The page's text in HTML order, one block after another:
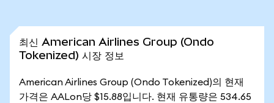
최신 American Airlines Group (Ondo
Tokenized) 시장 정보
American Airlines Group (Ondo Tokenized)의 현재
가격은 AALon당 $15.88입니다. 현재 유통량은 534.65